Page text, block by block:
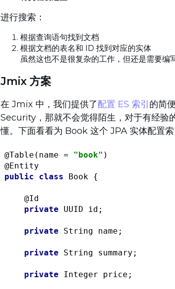
进行搜索：
根据查询语句找到文档
根据文档的表名和 ID 找到对应的实体
虽然这也不是很复杂的工作，但还是需要编
Jmix 方案
在 Jmix 中，我们提供了配置 ES 索引 的简
Security，那就不会觉得陌生，对于有经
懂。下面看看为 Book 这个 JPA 实体配置索
@Table (name = "book"
@Entity
public
class Book {
@Id
private UUID id;
private String name;
private String summary;
private Integer price;